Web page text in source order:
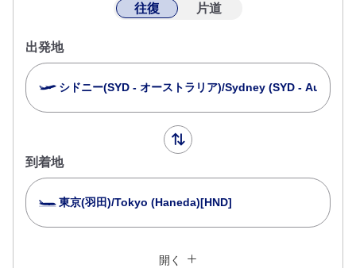
往復 片道
出発地
シドニー(SYD - オーストラリア)/Sydney (SYD -
到着地
東京(羽田)/Tokyo (Haneda)[HND]
開く